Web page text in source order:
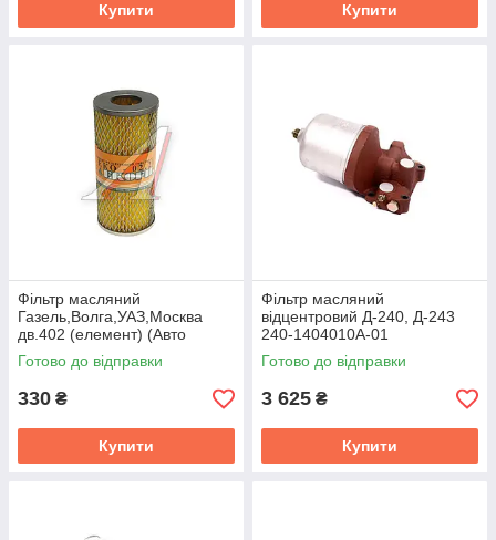
Купити Купити
Фiльтр масляний
Газель,Волга,УАЗ,Москва
дв.402 (елемент) (Авто
Престиж) 31029-1012038
Готово до відправки
330 ₴
Купити
Фільтр масляний
відцентровий Д-240, Д-243
240-1404010А-01
Готово до відправки
3 625 ₴
Купити